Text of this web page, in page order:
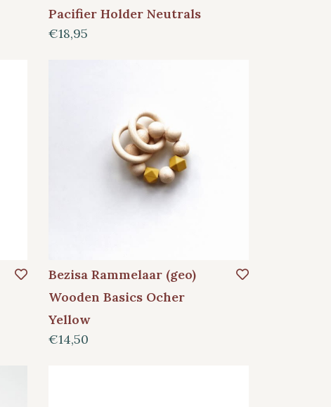
Pacifier Holder Neutrals
€18,95
Bezisa Rammelaar (geo)
Wooden Basics Ocher
Yellow
€14,50